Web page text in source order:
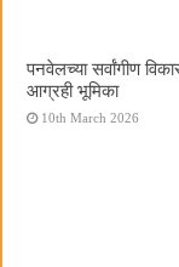
पनवेलच्या सर्वांगीण
आग्रही भूमिका
10th March 2026